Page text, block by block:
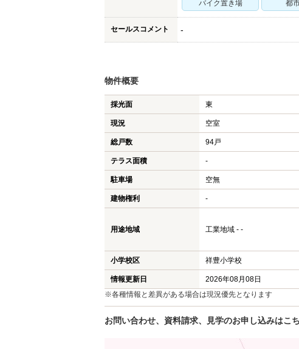
バイク置き場 都
セールスコメント -
物件概要
採光面 東
現況 空室
総戸数 94戸
テラス面積 -
駐車場 空無
建物権利 -
用途地域 工業地域 - -
小学校区 祥豊小学校
情報更新日 2026年08月08日
※各種情報と差異がある場合は現況優先となります
お問い合わせ、資料請求、見学のお申し込みはこ